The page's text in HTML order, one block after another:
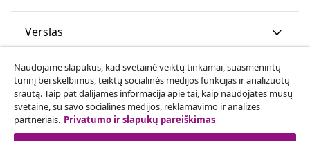
Verslas
vidaXL
Atraskite daugiau
Naudojame slapukus, kad svetainė veiktų tinkamai, suasmenintų
turinį bei skelbimus, teiktų socialinės medijos funkcijas ir analizuotų
srautą. Taip pat dalijamės informacija apie tai, kaip naudojatės mūsų
svetaine, su savo socialinės medijos, reklamavimo ir analizės
partneriais. Privatumo ir slapukų pareiškimas